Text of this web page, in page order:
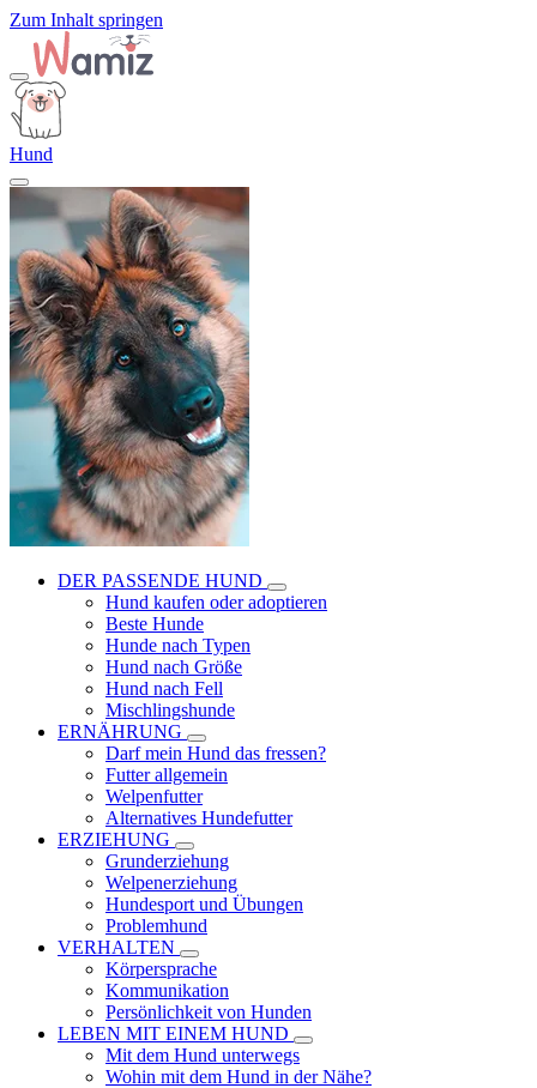
Zum Inhalt springen
Hund
DER PASSENDE HUND
Hund kaufen oder adoptieren
Beste Hunde
Hunde nach Typen
Hund nach Größe
Hund nach Fell
Mischlingshunde
ERNÄHRUNG
Darf mein Hund das fressen?
Futter allgemein
Welpenfutter
Alternatives Hundefutter
ERZIEHUNG
Grunderziehung
Welpenerziehung
Hundesport und Übungen
Problemhund
VERHALTEN
Körpersprache
Kommunikation
Persönlichkeit von Hunden
LEBEN MIT EINEM HUND
Mit dem Hund unterwegs
Wohin mit dem Hund in der Nähe?